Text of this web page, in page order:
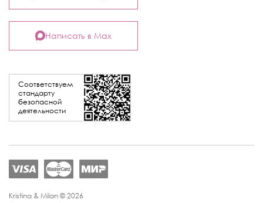
Соответствуем
стандарту
безопасной
деятельности
Написать в Max
Kristina & Milan © 2026